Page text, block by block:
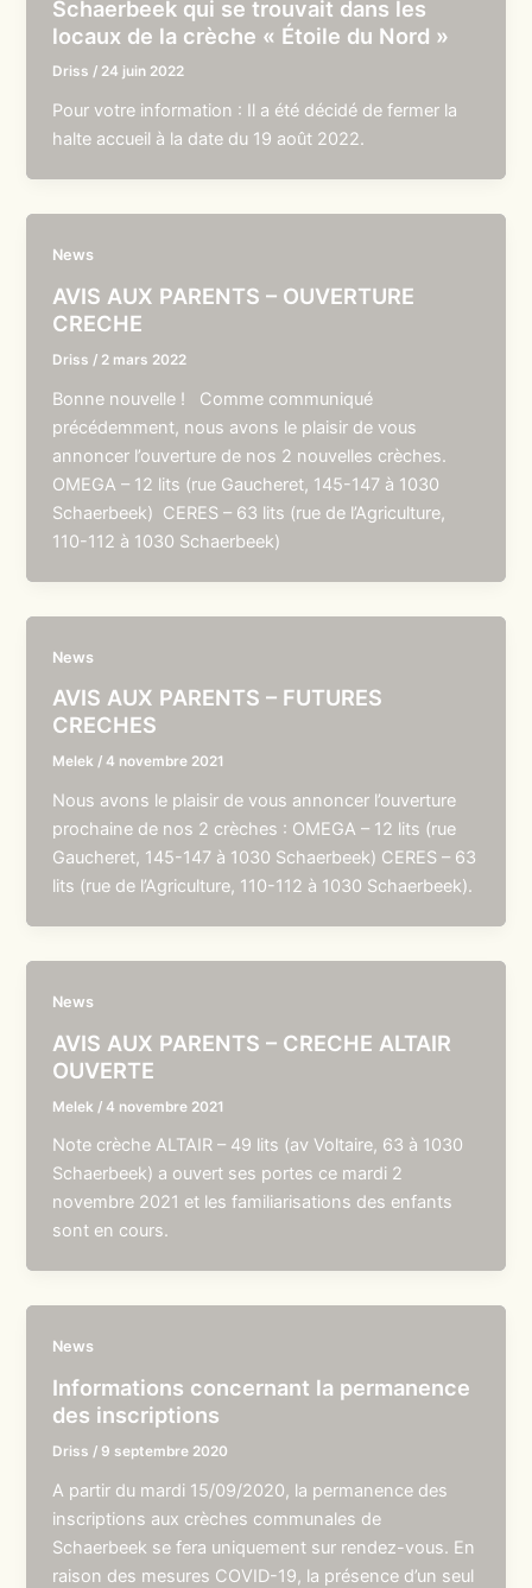
Schaerbeek qui se trouvait dans les
locaux de la crèche « Étoile du Nord »
Driss / 24 juin 2022
Pour votre information : Il a été décidé de fermer la
halte accueil à la date du 19 août 2022.
News
AVIS AUX PARENTS – OUVERTURE
CRECHE
Driss / 2 mars 2022
Bonne nouvelle ! Comme communiqué
précédemment, nous avons le plaisir de vous
annoncer l’ouverture de nos 2 nouvelles crèches.
OMEGA – 12 lits (rue Gaucheret, 145-147 à 1030
Schaerbeek) CERES – 63 lits (rue de l’Agriculture,
110-112 à 1030 Schaerbeek)
News
AVIS AUX PARENTS – FUTURES
CRECHES
Melek /4 novembre 2021
Nous avons le plaisir de vous annoncer l’ouverture
prochaine de nos 2 crèches : OMEGA – 12 lits (rue
Gaucheret, 145-147 à 1030 Schaerbeek) CERES – 63
lits (rue de l’Agriculture, 110-112 à 1030 Schaerbeek).
News
AVIS AUX PARENTS – CRECHE ALTAIR
OUVERTE
Melek /4 novembre 2021
Note crèche ALTAIR – 49 lits (av Voltaire, 63 à 1030
Schaerbeek) a ouvert ses portes ce mardi 2
novembre 2021 et les familiarisations des enfants
sont en cours.
News
Informations concernant la permanence
des inscriptions
Driss / 9 septembre 2020
A partir du mardi 15/09/2020, la permanence des
inscriptions aux crèches communales de
Schaerbeek se fera uniquement sur rendez-vous. En
raison des mesures COVID-19, la présence d’un seul